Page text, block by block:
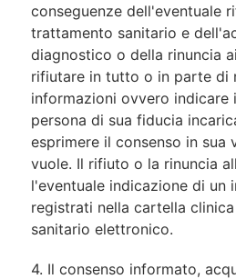
conseguenze dell'eventuale
trattamento sanitario e
diagnostico o della rinuncia
rifiutare in tutto o in parte di
informazioni ovvero indicare
persona di sua fiducia
esprimere il consenso in sua
vuole. Il rifiuto o la rinuncia
l'eventuale indicazione di un
registrati nella cartella
sanitario elettronico.
4. Il consenso informato,